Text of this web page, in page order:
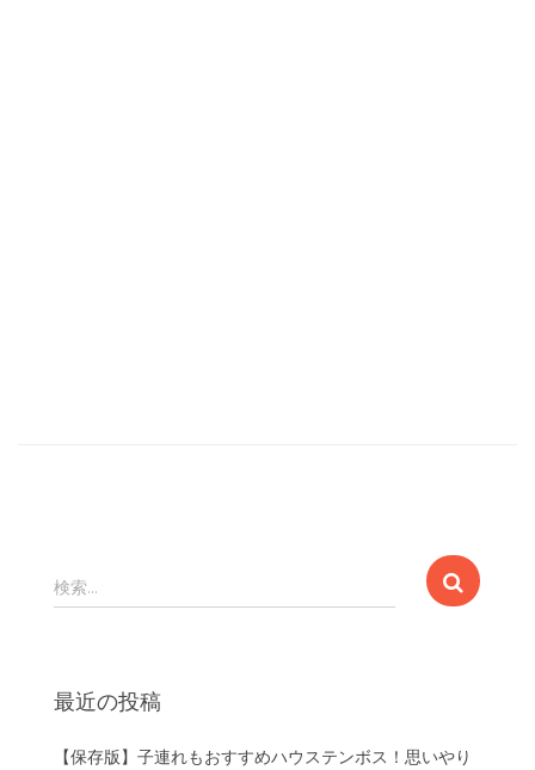
検
索
検索…
最近の投稿
【保存版】子連れもおすすめハウステンボス！思いやり